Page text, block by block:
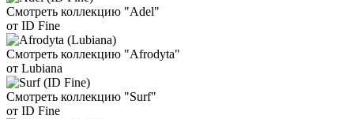
Смотреть коллекцию "Adel"
от ID Fine
Смотреть коллекцию "Afrodyta"
от Lubiana
Смотреть коллекцию "Surf"
от ID Fine